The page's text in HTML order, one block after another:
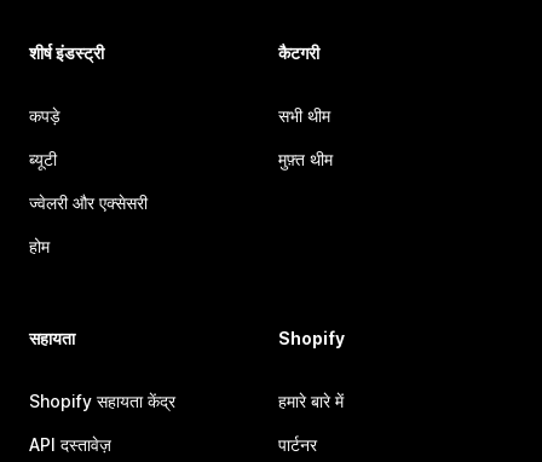
शीर्ष इंडस्ट्री
कपड़े
ब्यूटी
ज्वेलरी और एक्सेसरी
होम
कैटगरी
सभी थीम
मुफ़्त थीम
सहायता
Shopify सहायता केंद्र
API दस्तावेज़
Shopify
हमारे बारे में
पार्टनर